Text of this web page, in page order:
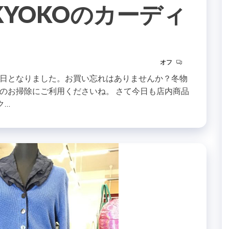
のカーディ
オフ
となりました。お買い忘れはありませんか？冬物
お掃除にご利用くださいね。 さて今日も店内商品
…